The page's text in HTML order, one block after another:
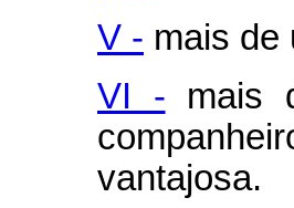
V - mais de
VI - mais
vantajosa.